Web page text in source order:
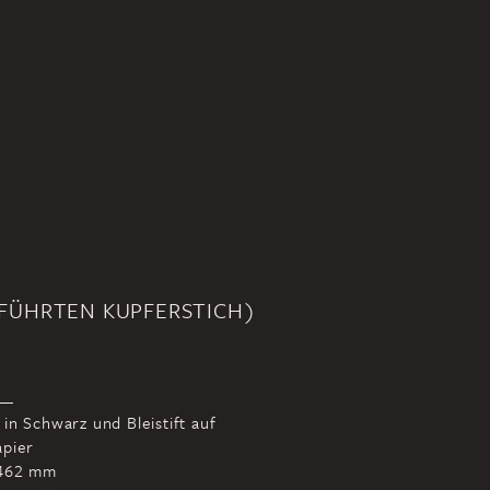
KUPFERSTICH)
Schwarz und Bleistift auf
mm